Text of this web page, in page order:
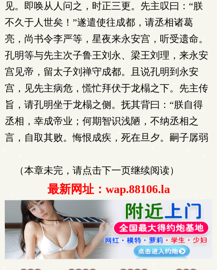
见。即唤从人问之，时正三更。先主叹曰：“朕
不久于人世矣！”遂遣使往成都，请丞相诸葛
亮，尚书令李严等，星夜来永安宫，听受遗命。
孔明等与先主次子鲁王刘永、梁王刘理，来永安
宫见帝，留太子刘禅守成都。且说孔明到永安
宫，见先主病危，慌忙拜伏于龙榻之下。先主传
旨，请孔明坐于龙榻之侧。抚其背曰：“朕自得
丞相，幸成帝业；何期智识浅陋，不纳丞相之
言，自取其败。悔恨成疾，死在旦夕。嗣子孱弱
（本章未完，请点击下一页继续阅读）
最新网址：wap.88106.la